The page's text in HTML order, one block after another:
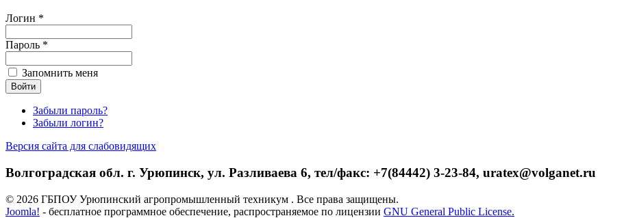
Логин *
Пароль *
Запомнить меня
Забыли пароль?
Забыли логин?
Версия сайта для слабовидящих
Волгоградская обл. г. Урюпинск, ул. Разливаева 6, тел/факс: +7(84442) 3-23-84, uratex@volganet.ru
© 2026 ГБПОУ Урюпинский агропромышленный техникум . Все права защищены.
Joomla! - бесплатное программное обеспечение, распространяемое по лицензии GNU General Public License.